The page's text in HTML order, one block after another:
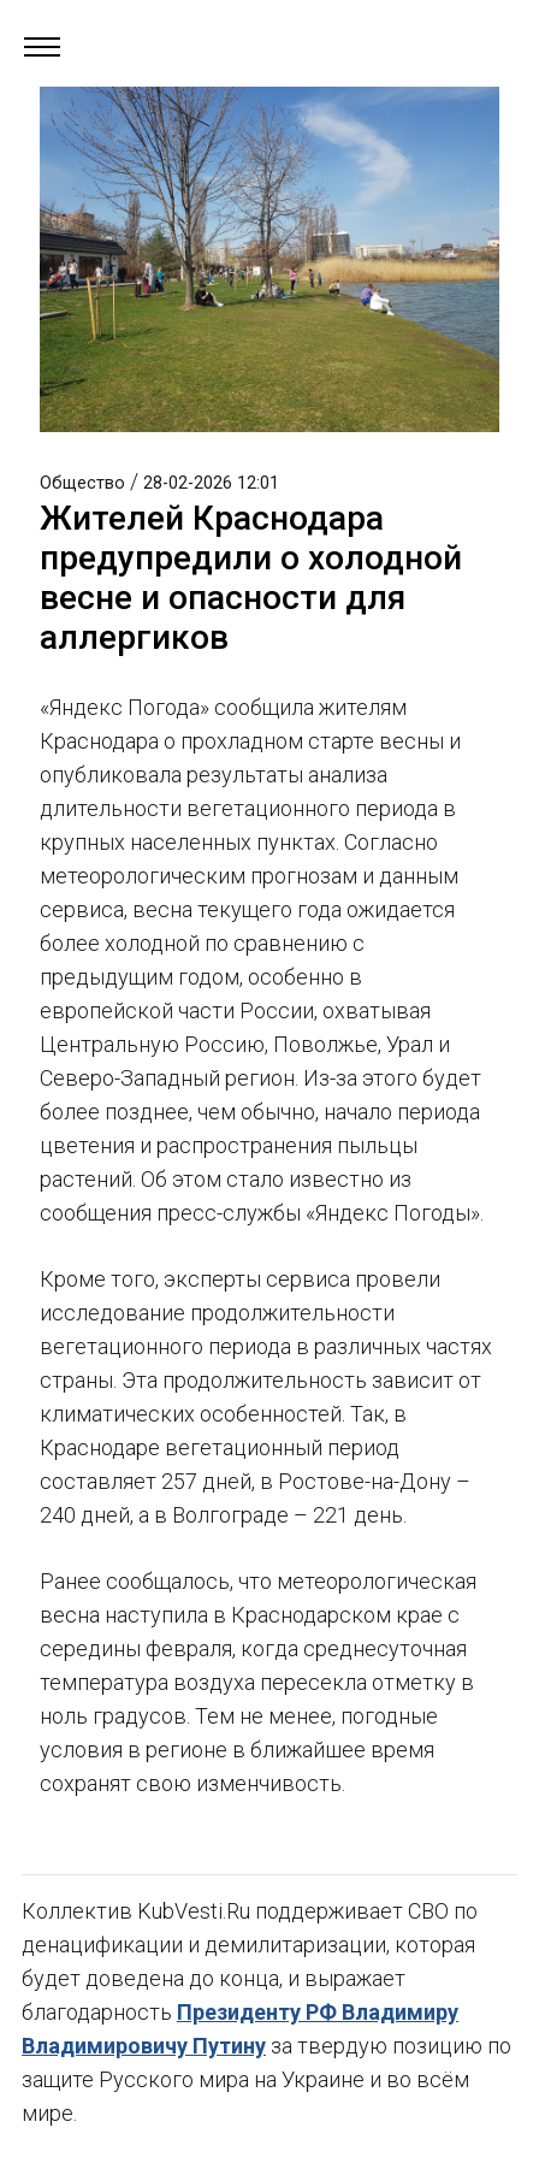
Общество / 28-02-2026 12:01
Жителей Краснодара
предупредили о холодной
весне и опасности для
аллергиков
«Яндекс Погода» сообщила жителям
Краснодара о прохладном старте весны и
опубликовала результаты анализа
длительности вегетационного периода в
крупных населенных пунктах. Согласно
метеорологическим прогнозам и данным
сервиса, весна текущего года ожидается
более холодной по сравнению с
предыдущим годом, особенно в
европейской части России, охватывая
Центральную Россию, Поволжье, Урал и
Северо-Западный регион. Из-за этого будет
более позднее, чем обычно, начало периода
цветения и распространения пыльцы
растений. Об этом стало известно из
сообщения пресс-службы «Яндекс Погоды».
Кроме того, эксперты сервиса провели
исследование продолжительности
вегетационного периода в различных частях
страны. Эта продолжительность зависит от
климатических особенностей. Так, в
Краснодаре вегетационный период
составляет 257 дней, в Ростове-на-Дону –
240 дней, а в Волгограде – 221 день.
Ранее сообщалось, что метеорологическая
весна наступила в Краснодарском крае с
середины февраля, когда среднесуточная
температура воздуха пересекла отметку в
ноль градусов. Тем не менее, погодные
условия в регионе в ближайшее время
сохранят свою изменчивость.
Коллектив KubVesti.Ru поддерживает СВО по
денацификации и демилитаризации, которая
будет доведена до конца, и выражает
благодарность Президенту РФ Владимиру
Владимировичу Путину за твердую позицию по
защите Русского мира на Украине и во всём
мире.